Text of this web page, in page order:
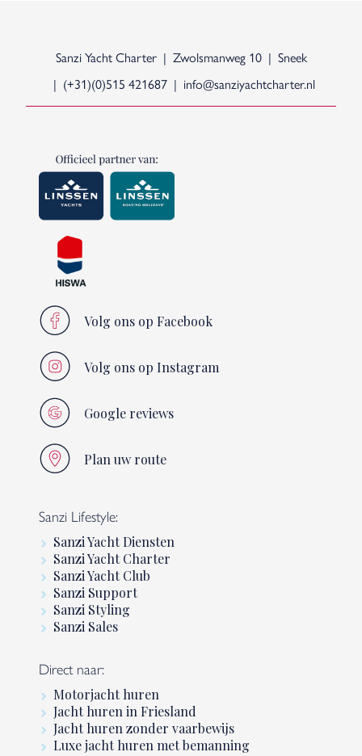
Sanzi Yacht Charter Zwolsmanweg 10
Sneek
(+31)(0)515 421687
info@sanziyachtcharter.nl
Volg ons op Facebook
Volg ons op Instagram
Google reviews
Plan uw route
Sanzi Lifestyle:
Sanzi Yacht Diensten
Sanzi Yacht Charter
Sanzi Yacht Club
Sanzi Support
Sanzi Styling
Sanzi Sales
Direct naar:
Motorjacht huren
Jacht huren in Friesland
Jacht huren zonder vaarbewijs
Luxe jacht huren met bemanning